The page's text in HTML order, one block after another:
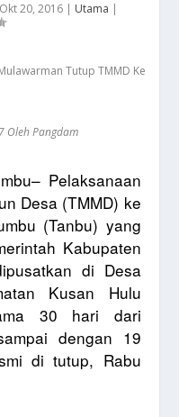
Okt 20, 2016 | Utama |
Oleh Pangdam
Pelaksanaan
Desa (TMMD) ke
(Tanbu) yang
Kabupaten
di Desa
Kusan Hulu
30 hari dari
dengan 19
di tutup, Rabu